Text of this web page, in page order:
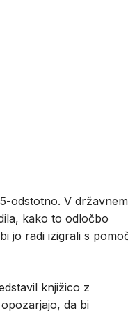
odstotno. V državnem
kako to odločbo
jo radi izigrali s
knjižico z
da bi